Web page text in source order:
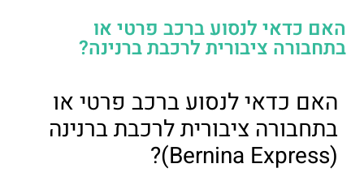
האם כדאי לנסוע ברכב פרטי או
בתחבורה ציבורית לרכבת ברנינה?
האם כדאי לנסוע ברכב פרטי או
בתחבורה ציבורית לרכבת ברנינה
(Bernina Express)?